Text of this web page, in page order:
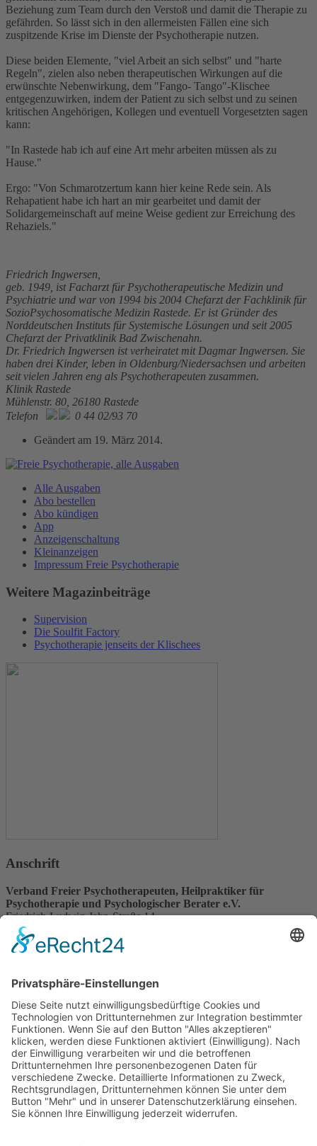
Beziehung zum Team durch den Verstoß und damit die Therapie zu
gefährden. So lässt sich in den allermeisten Fällen eine sich
zuspitzende Krise im Dienste der Psychotherapie nutzen.
Diese beiden Elemente, "viel Arbeit an sich selbst" und "harte
Regeln", zielen also neben therapeutischen Wirkungen auf die
erwünschte Nebenwirkung, dem "Fango- Tango"-Klischee
entgegenzuwirken, indem der Patient zu sich selbst und zu seinen
kritischen Angehörigen, Kollegen und eventuell Vorgesetzten sagen
kann:
"In Rastede hab ich auf eine Art mehr arbeiten müssen als zu
Hause."
Ergo: "Von Schmarotzertum kann hier keine Rede sein. Als
Rehapatient habe ich hart an mir gearbeitet und damit der
Solidargemeinschaft auf meine Weise gedient zur Erreichung des
Rehaziels."
Friedrich Ingwersen,
geb. 1949, ist Facharzt für Psychotherapeutische Medizin und
Psychiatrie und war von 1994 bis 2004 Chefarzt der Fachklinik für
SozioPsychosomatische Medizin Rastede. Er ist Gründer des
Norddeutschen Instituts für Systemische Lösungen und seit 2005
Chefarzt der Privatklinik Bad Zwischenahn.
Dr. Friedrich Ingwersen ist verheiratet mit Dagmar Ingwersen. Sie
haben drei Kinder, leben in Oldenburg/Niedersachsen und arbeiten
seit vielen Jahren eng als Psychotherapeuten zusammen.
Klinik Rastede
Mühlenstr. 80, 26180 Rastede
Telefon
0 44 02/93 70
Geändert am 19. März 2014.
Alle Ausgaben
Abo bestellen
Abo kündigen
App
Anzeigenschaltung
Kleinanzeigen
Impressum Freie Psychotherapie
Weitere Magazinbeiträge
Supervision
Die Soulfit Factory
Psychotherapie jenseits der Klischees
Anschrift
Verband Freier Psychotherapeuten, Heilpraktiker für
Psychotherapie und Psychologischer Berater e.V.
Friedrich-Ludwig-Jahn-Straße 14
31582 Nienburg/Weser
Service-Team
05021-8650320
Diese E-Mail-Adresse ist vor Spambots geschützt! Zur Anzeige
muss JavaScript eingeschaltet sein.
Wir sind Mitglied